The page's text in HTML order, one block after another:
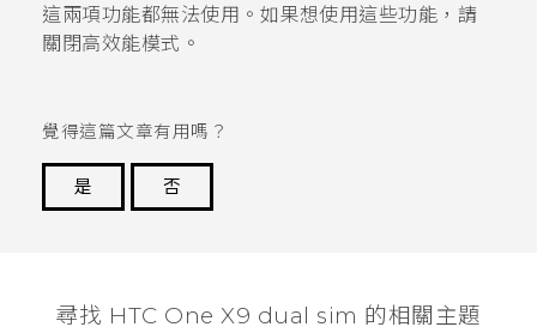
這兩項功能都無法使用。如果想使用這些功能，請
關閉高效能模式。
覺得這篇文章有用嗎？
是
否
尋找 HTC One X9 dual sim 的相關主題